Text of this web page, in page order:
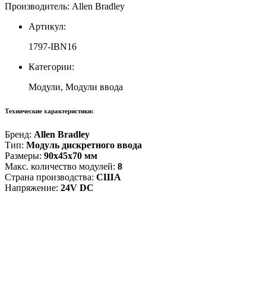
Производитель: Allen Bradley
Артикул:
1797-IBN16
Категории:
Модули, Модули ввода
Технические характеристики:
Бренд: Allen Bradley
Тип: Модуль дискретного ввода
Размеры: 90x45x70 мм
Макс. количество модулей: 8
Страна производства: США
Напряжение: 24V DC